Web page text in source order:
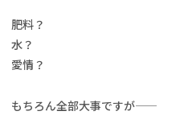
肥料？
水？
愛情？
もちろん全部大事ですが——